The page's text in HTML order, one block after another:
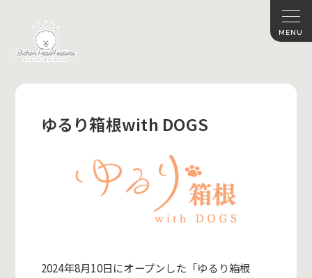
ゆるり箱根with DOGS
2024年8月10日にオープンした「ゆるり箱根